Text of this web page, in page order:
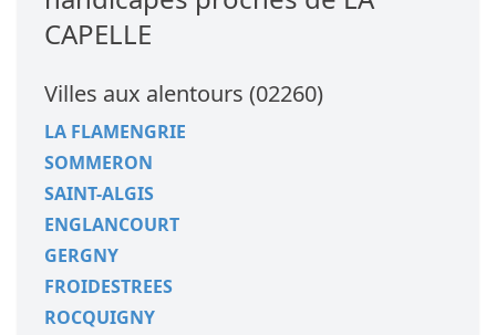
CAPELLE
Villes aux alentours (02260)
LA FLAMENGRIE
SOMMERON
SAINT-ALGIS
ENGLANCOURT
GERGNY
FROIDESTREES
ROCQUIGNY